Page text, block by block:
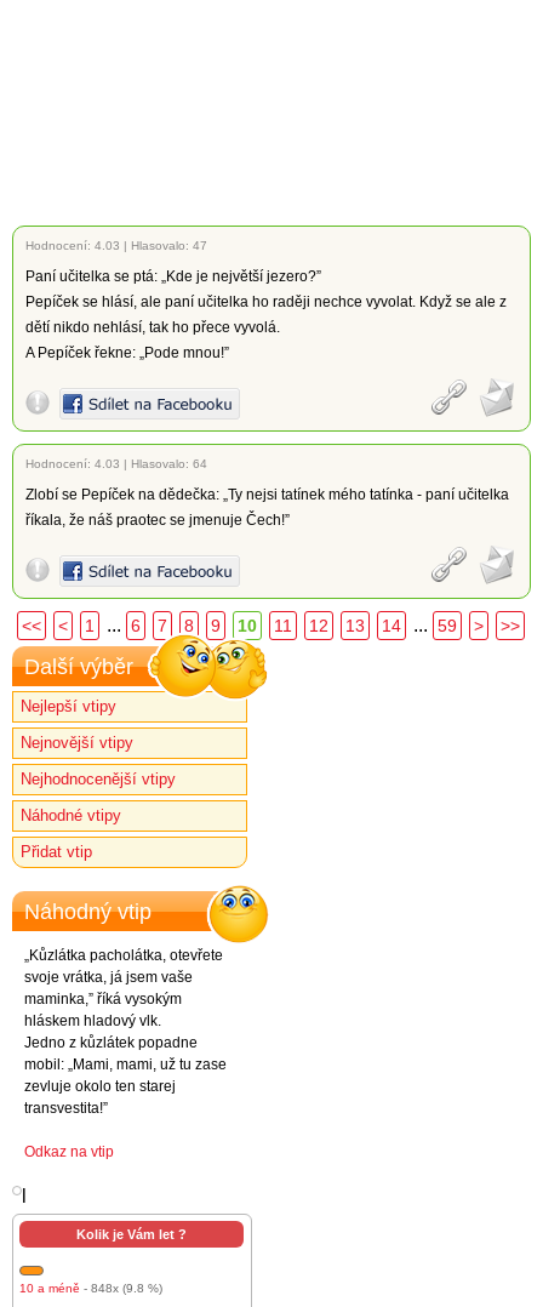
Hodnocení: 4.03 | Hlasovalo: 47
Paní učitelka se ptá: „Kde je největší jezero?”
Pepíček se hlásí, ale paní učitelka ho raději nechce vyvolat. Když se ale z
dětí nikdo nehlásí, tak ho přece vyvolá.
A Pepíček řekne: „Pode mnou!”
Hodnocení: 4.03 | Hlasovalo: 64
Zlobí se Pepíček na dědečka: „Ty nejsi tatínek mého tatínka - paní učitelka
říkala, že náš praotec se jmenuje Čech!”
<< < 1 ... 6 7 8 9 10 11 12 13 14 ... 59 > >>
Další výběr
Nejlepší vtipy
Nejnovější vtipy
Nejhodnocenější vtipy
Náhodné vtipy
Přidat vtip
Náhodný vtip
„Kůzlátka pacholátka, otevřete
svoje vrátka, já jsem vaše
maminka,” říká vysokým
hláskem hladový vlk.
Jedno z kůzlátek popadne
mobil: „Mami, mami, už tu zase
zevluje okolo ten starej
transvestita!”
Odkaz na vtip
Kolik je Vám let ?
10 a méně - 848x (9.8 %)